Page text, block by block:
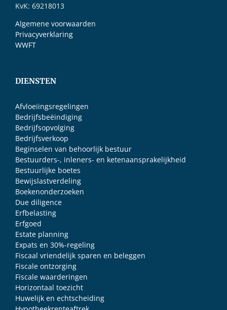
KvK: 69218013
Algemene voorwaarden
Privacyverklaring
WWFT
DIENSTEN
Afvloeiingsregelingen
Bedrijfsbeëindiging
Bedrijfsopvolging
Bedrijfsverkoop
Beginselen van behoorlijk bestuur
Bestuurders-, inleners- en ketenaansprakelijkheid
Bestuurlijke boetes
Bewijslastverdeling
Boekenonderzoeken
Due diligence
Erfbelasting
Erfgoed
Estate planning
Expats en 30%-regeling
Fiscaal vriendelijk sparen en beleggen
Fiscale ontzorging
Fiscale waarderingen
Horizontaal toezicht
Huwelijk en echtscheiding